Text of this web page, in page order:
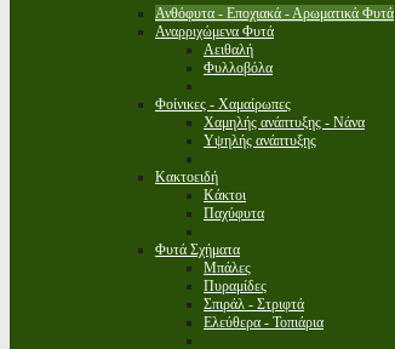
Ανθόφυτα - Εποχιακά - Αρωματικά Φυτά
Αναρριχώμενα Φυτά
Αειθαλή
Φυλλοβόλα
Φοίνικες - Χαμαίρωπες
Χαμηλής ανάπτυξης - Νάνα
Υψηλής ανάπτυξης
Κακτοειδή
Κάκτοι
Παχύφυτα
Φυτά Σχήματα
Μπάλες
Πυραμίδες
Σπιράλ - Στριφτά
Ελεύθερα - Τοπιάρια